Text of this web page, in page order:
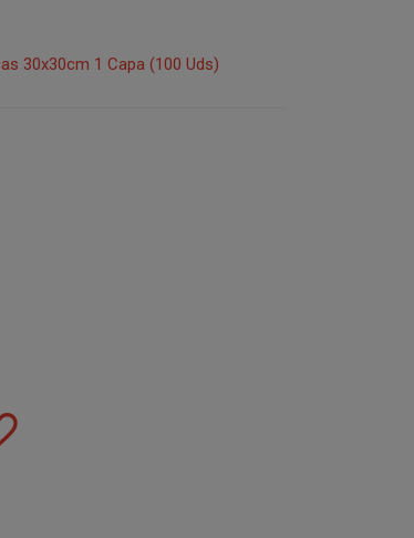
30x30cm 1 Capa (100 Uds)